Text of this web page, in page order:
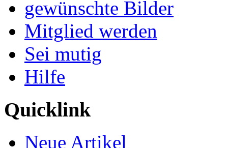
gewünschte Bilder
Mitglied werden
Sei mutig
Hilfe
Quicklink
Neue Artikel